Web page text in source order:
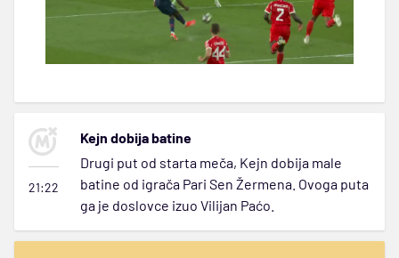
21:22
Kejn dobija batine
Drugi put od starta meča, Kejn dobija male
batine od igrača Pari Sen Žermena. Ovoga puta
ga je doslovce izuo Vilijan Paćo.